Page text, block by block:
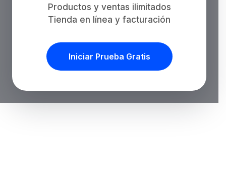
Productos y ventas ilimitados
Tienda en línea y facturación
Iniciar Prueba Gratis